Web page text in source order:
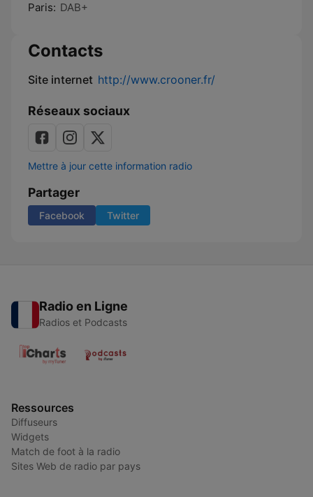
Paris: DAB+
Contacts
Site internet http://www.crooner.fr/
Réseaux sociaux
Mettre à jour cette information radio
Partager
Facebook Twitter
Radio en Ligne
Radios et Podcasts
Ressources
Diffuseurs
Widgets
Match de foot à la radio
Sites Web de radio par pays